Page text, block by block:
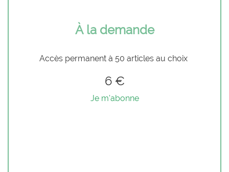
À la demande
Accès permanent à 50 articles au choix
6 €
Je m'abonne